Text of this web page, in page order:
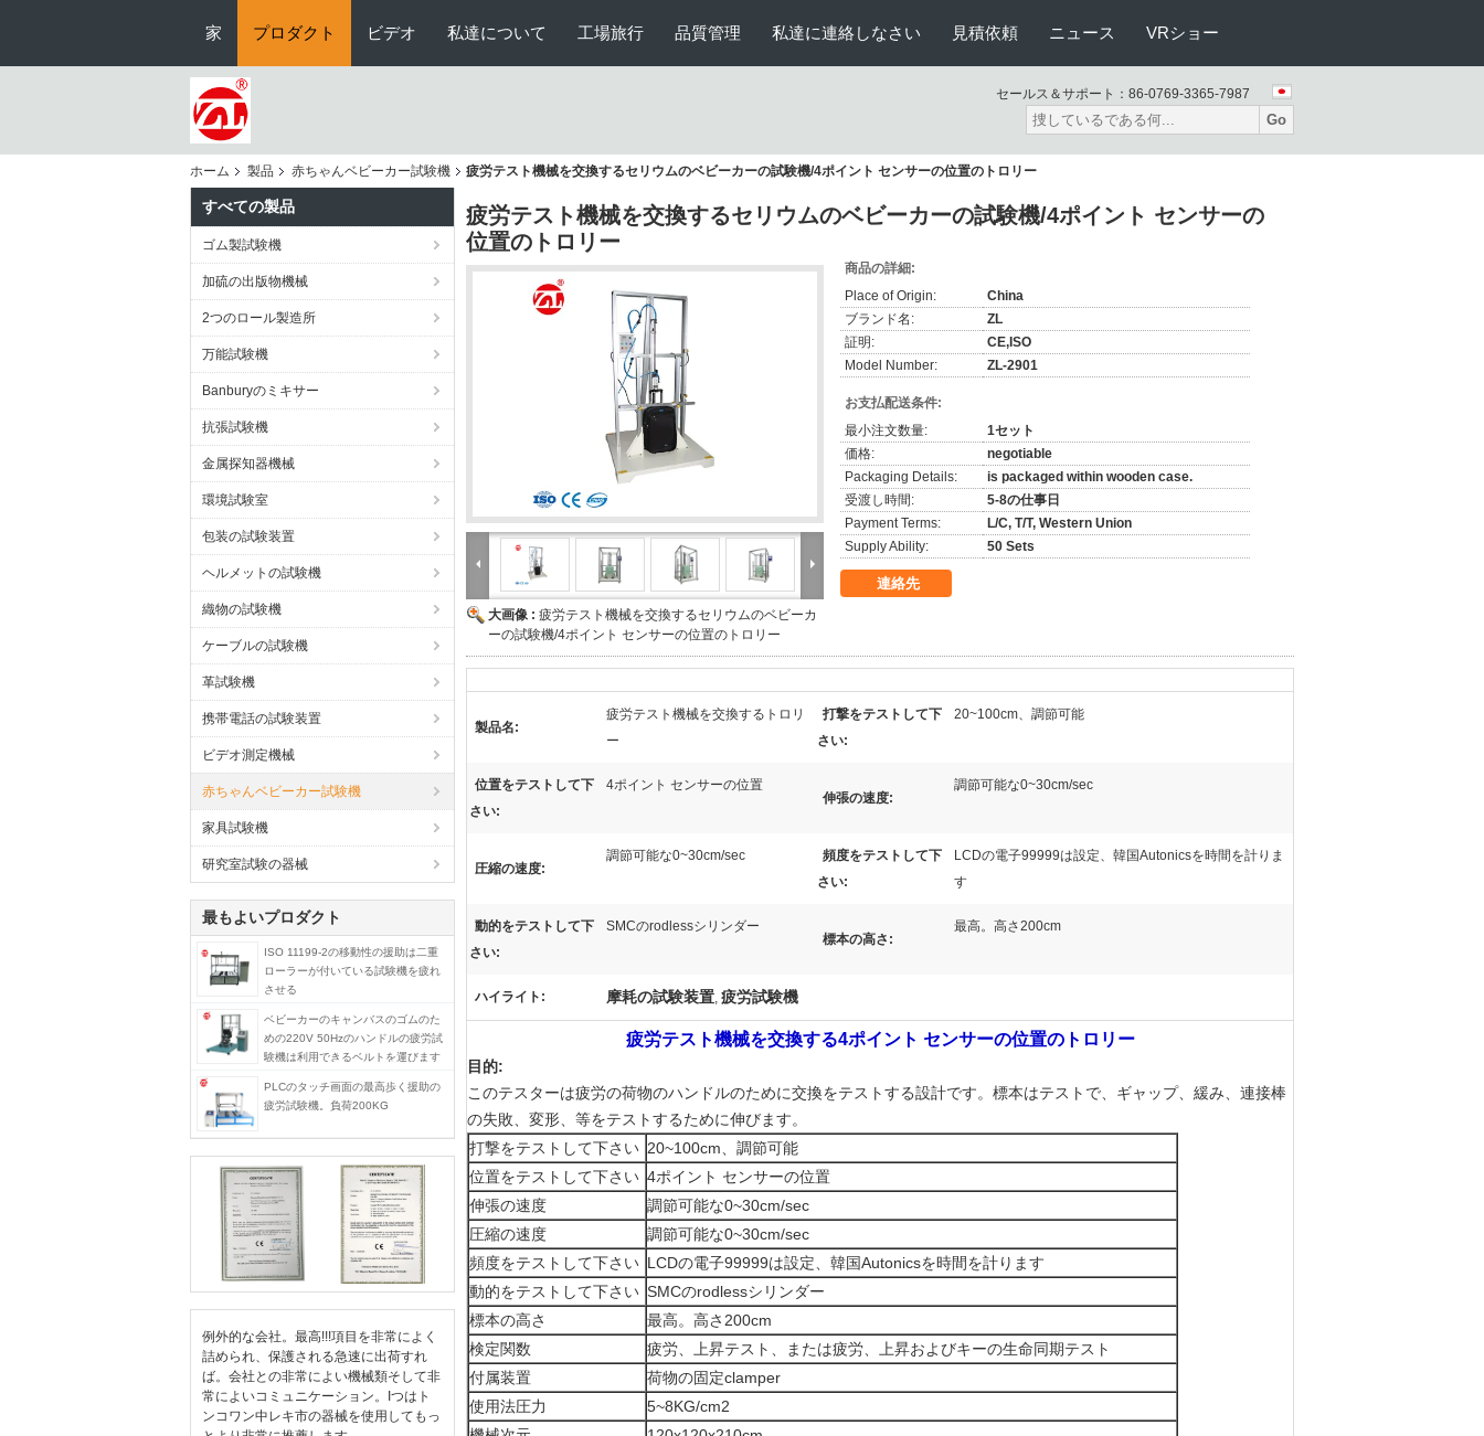
家 プロダクト ビデオ 私達について 工場旅行 品質管理 私達に連絡しなさい 見積依頼 ニュース VRショー
セールス＆サポート： 86-0769-3365-7987
Go
ホーム 製品 赤ちゃんベビーカー試験機 疲労テスト機械を交換するセリウムのベビーカーの試験機/4ポイント センサーの位置のトロリー
すべての製品
ゴム製試験機
加硫の出版物機械
2つのロール製造所
万能試験機
Banburyのミキサー
抗張試験機
金属探知器機械
環境試験室
包装の試験装置
ヘルメットの試験機
織物の試験機
ケーブルの試験機
革試験機
携帯電話の試験装置
ビデオ測定機械
赤ちゃんベビーカー試験機
家具試験機
研究室試験の器械
最もよいプロダクト
ISO 11199-2の移動性の援助は二重
ローラーが付いている試験機を疲れ
させる
ベビーカーのキャンバスのゴムのた
めの220V 50Hzのハンドルの疲労試
験機は利用できるベルトを運びます
PLCのタッチ画面の最高歩く援助の
疲労試験機。負荷200KG
例外的な会社。最高!!!項目を非常によく
詰められ、保護される急速に出荷すれ
ば。会社との非常によい機械類そして非
常によいコミュニケーション。Iつはト
ンコワン中レキ市の器械を使用してもっ
疲労テスト機械を交換するセリウムのベビーカーの試験機/4ポイント センサーの
位置のトロリー
大画像 : 疲労テスト機械を交換するセリウムのベビーカ
ーの試験機/4ポイント センサーの位置のトロリー
商品の詳細:
Place of Origin:
China
ブランド名:
ZL
証明:
CE,ISO
Model Number:
ZL-2901
お支払配送条件:
最小注文数量:
1セット
価格:
negotiable
Packaging Details:
is packaged within wooden case.
受渡し時間:
5-8の仕事日
Payment Terms:
L/C, T/T, Western Union
Supply Ability:
50 Sets
連絡先
製品名:
疲労テスト機械を交換するトロリ
ー
打撃をテストして下
さい:
20~100cm、調節可能
位置をテストして下
さい:
4ポイント センサーの位置
伸張の速度:
調節可能な0~30cm/sec
圧縮の速度:
調節可能な0~30cm/sec
頻度をテストして下
さい:
LCDの電子99999は設定、韓国Autonicsを時間を計りま
す
動的をテストして下
さい:
SMCのrodlessシリンダー
標本の高さ:
最高。高さ200cm
ハイライト: 摩耗の試験装置, 疲労試験機
疲労テスト機械を交換する4ポイント センサーの位置のトロリー
目的:
このテスターは疲労の荷物のハンドルのために交換をテストする設計です。標本はテストで、ギャップ、緩み、連接棒
の失敗、変形、等をテストするために伸びます。
打撃をテストして下さい 20~100cm、調節可能
位置をテストして下さい 4ポイント センサーの位置
伸張の速度
調節可能な0~30cm/sec
圧縮の速度
調節可能な0~30cm/sec
頻度をテストして下さい LCDの電子99999は設定、韓国Autonicsを時間を計ります
動的をテストして下さい SMCのrodlessシリンダー
標本の高さ
最高。高さ200cm
検定関数
疲労、上昇テスト、または疲労、上昇およびキーの生命同期テスト
付属装置
荷物の固定clamper
使用法圧力
5~8KG/cm2